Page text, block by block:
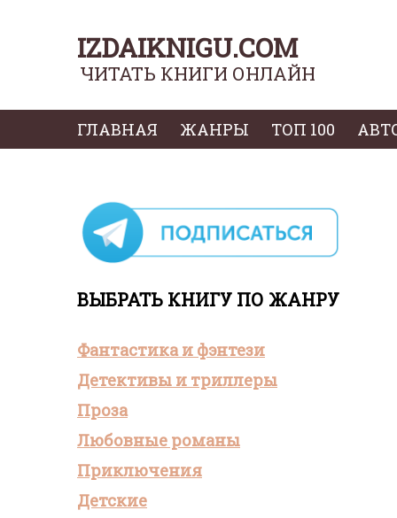
IZDAIKNIGU.COM
ЧИТАТЬ КНИГИ ОНЛАЙН
ГЛАВНАЯ ЖАНРЫ ТОП 100
ВЫБРАТЬ КНИГУ ПО ЖАНРУ
Фантастика и фэнтези
Детективы и триллеры
Проза
Любовные романы
Приключения
Детские